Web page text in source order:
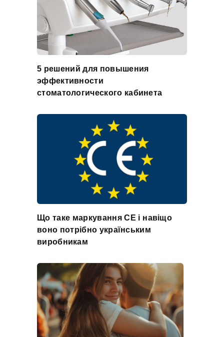
5 решений для повышения
эффективности
стоматологического кабинета
Що таке маркування CE і навіщо
воно потрібно українським
виробникам